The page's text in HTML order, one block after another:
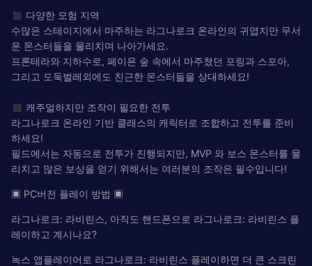
◼︎ 다양한 모험 지역
수많은 스테이지에서 마주하는 라그나로크 온라인의 귀엽지만 무서
운 몬스터들을 물리치며 나아가세요.
프론테라와 지하수로, 페이욘 숲 속에서 마주쳤던 포링과 스포아,
그리고 도둑벌레외에도 친근한 몬스터들을 상대하세요!
◼︎ 캐주얼하지만 조작이 필요한 전투
라그나로크 온라인 기반 클래스의 캐릭터로 조합하고 전투를 준비
하세요!
필드에서는 자동으로 전투가 진행되지만, MVP 와 보스 몬스터를 물
리치고 많은 보상을 얻기 위해서는 여러분의 조작은 필수입니다!
▣ PC버전 플레이 방법 ▣
라그나로크: 라비린스, 아직도 핸드폰으로 라그나로크: 라비린스 플
레이하고 계시나요?
녹스 앱플레이어로 라그나로크: 라비린스 플레이하면 더 큰 스크린